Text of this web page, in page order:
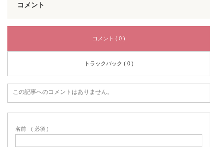
コメント
コメント ( 0 )
トラックバック ( 0 )
この記事へのコメントはありません。
名前 ( 必須 )